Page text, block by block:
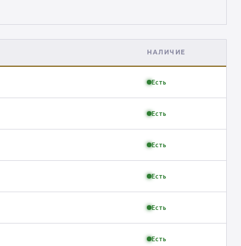
НАЛИЧИЕ
Есть
Есть
Есть
Есть
Есть
Есть